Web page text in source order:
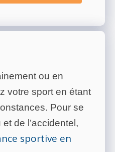
ou en
votre sport en étant
Pour se
de l’accidentel,
sportive en